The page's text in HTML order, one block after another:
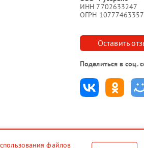
ИНН 7702633247
ОГРН
Оставить
Поделиться в соц.
файлов